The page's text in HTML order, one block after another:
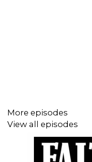
More episodes
View all episodes